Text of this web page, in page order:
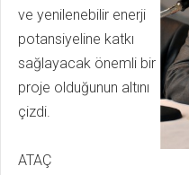
ve yenilenebilir enerji
potansiyeline katkı
sağlayacak önemli bir
proje olduğunun altını
çizdi.
ATAÇ